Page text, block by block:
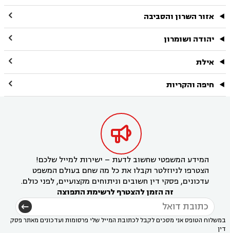
אזור השרון והסביבה 
יהודה ושומרון 
אילת 
חיפה והקריות 

המידע המשפטי שחשוב לדעת – ישירות למייל שלכם!
הצטרפו לניוזלטר וקבלו את כל מה שחם בעולם המשפט
עדכונים, פסקי דין חשובים וניתוחים מקצועיים, לפני כולם.
זה הזמן להצטרף לרשימת התפוצה
במשלוח הטופס אני מסכים לקבל לכתובת המייל שלי פרסומות ועדכונים מאתר פסק
דין